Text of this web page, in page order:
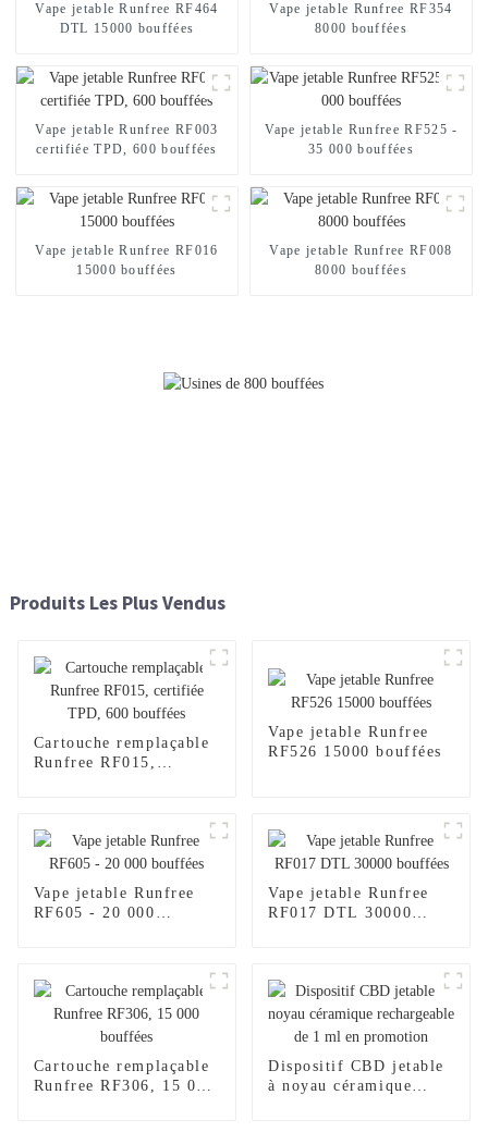
Vape jetable Runfree RF464
DTL 15000 bouffées
Vape jetable Runfree RF354
8000 bouffées
Vape jetable Runfree RF003
certifiée TPD, 600 bouffées
Vape jetable Runfree RF525 -
35 000 bouffées
Vape jetable Runfree RF016
15000 bouffées
Vape jetable Runfree RF008
8000 bouffées
Produits Les Plus Vendus
Cartouche remplaçable
Runfree RF015,
Vape jetable Runfree
RF526 15000 bouffées
Vape jetable Runfree
RF605 - 20 000
Vape jetable Runfree
RF017 DTL 30000
Cartouche remplaçable
Runfree RF306, 15 000
Dispositif CBD jetable
à noyau céramique